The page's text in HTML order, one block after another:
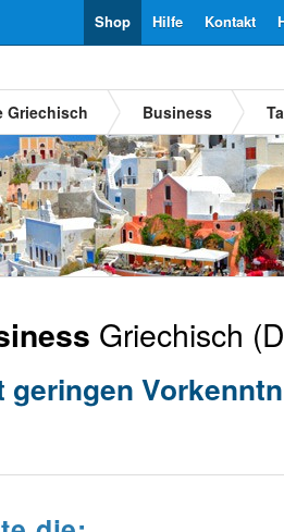
Kontakt
Hilfe
Shop
Griechisch Business
Griechisch
geringen